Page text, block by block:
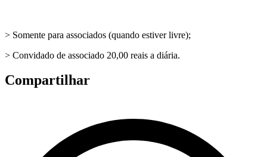
> Somente para associados (quando estiver livre);
> Convidado de associado 20,00 reais a diária.
Compartilhar